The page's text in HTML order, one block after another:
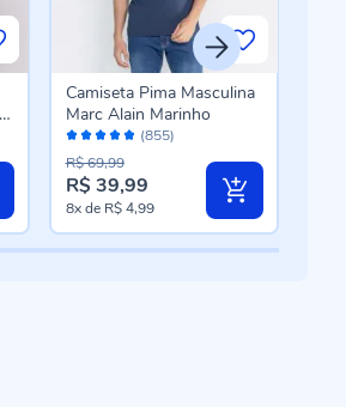
Avaliação:
96%
(855)
Camiseta Pima Masculina
Marc Alain Marinho
R$ 39,99
R$ 69,99
8xde R$ 4,99